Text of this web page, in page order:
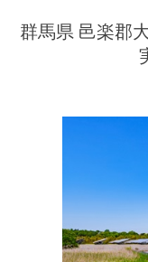
群馬県 邑楽郡